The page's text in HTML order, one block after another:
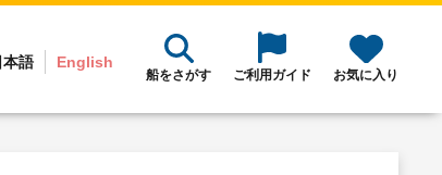
本語 English
船をさがす ご利用ガイド お気に入り